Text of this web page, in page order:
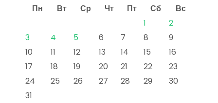
Пн
Вт Ср Чт Пт Сб
Вс
1
2
3
4 5 6 7 8
9
10
11 12 13 14 15
16
17
18 19 20 21 22
23
24
25 26 27 28 29
30
31